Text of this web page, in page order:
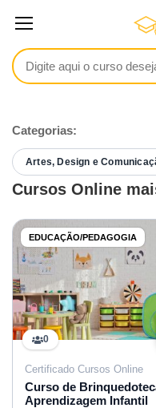
Categorias:
Artes, Design e
Cursos Online
EDUCAÇÃO/PEDAGOGIA
0
Certificado Cursos Online
Curso de
Aprendizagem Infantil